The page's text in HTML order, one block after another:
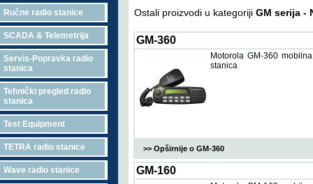
Ručne radio stanice
SCADA & Telemetrija
Servis-Popravka radio
stanica
Tehnički pregled radio
stanica
Test Equipment
TETRA radio stanice
Wave radio stanice
Ostali proizvodi u kategoriji GM serija -
GM-360
Motorola GM-360
stanica
>> Opširnije o GM-360
GM-160